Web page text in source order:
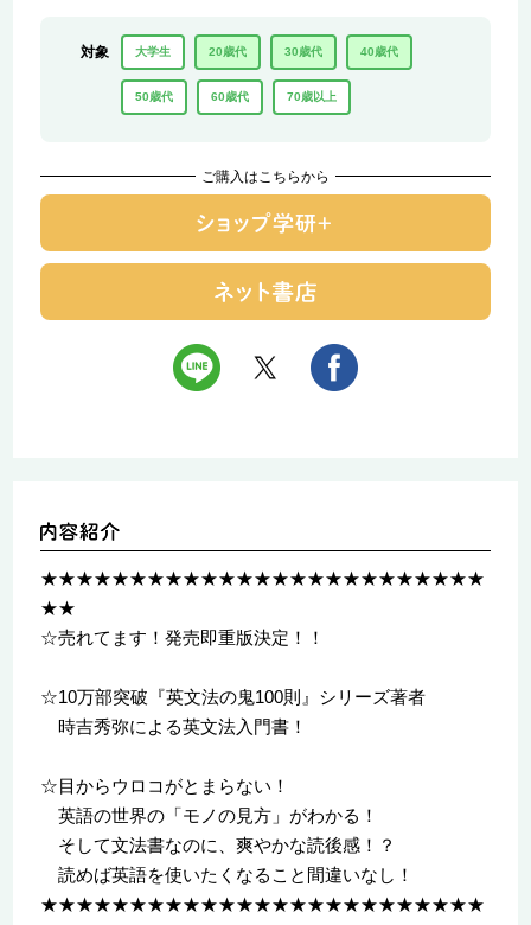
対象 大学生 20歳代 30歳代 40歳代
50歳代 60歳代 70歳以上
ご購入はこちらから
★★★★★★★★★★★★★★★★★★★★★★★★★
★★
☆売れてます！発売即重版決定！！
☆10万部突破『英文法の鬼100則』シリーズ著者
時吉秀弥による英文法入門書！
☆目からウロコがとまらない！
英語の世界の「モノの見方」がわかる！
そして文法書なのに、爽やかな読後感！？
読めば英語を使いたくなること間違いなし！
★★★★★★★★★★★★★★★★★★★★★★★★★